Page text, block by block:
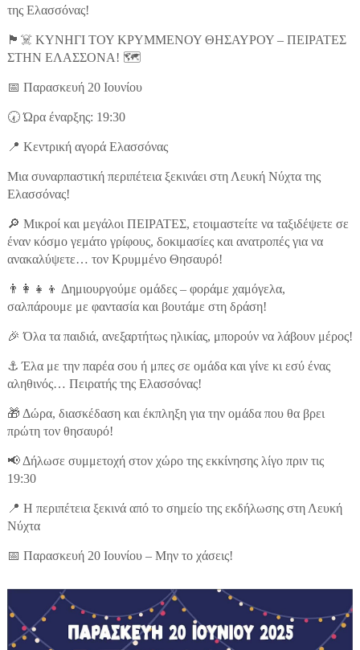
της Ελασσόνας!
🏴☠️ ΚΥΝΗΓΙ ΤΟΥ ΚΡΥΜΜΕΝΟΥ ΘΗΣΑΥΡΟΥ – ΠΕΙΡΑΤΕΣ
ΣΤΗΝ ΕΛΑΣΣΟΝΑ! 🗺️
📅 Παρασκευή 20 Ιουνίου
🕢 Ώρα έναρξης: 19:30
📍 Κεντρική αγορά Ελασσόνας
Μια συναρπαστική περιπέτεια ξεκινάει στη Λευκή Νύχτα της
Ελασσόνας!
🔎 Μικροί και μεγάλοι ΠΕΙΡΑΤΕΣ, ετοιμαστείτε να ταξιδέψετε σε
έναν κόσμο γεμάτο γρίφους, δοκιμασίες και ανατροπές για να
ανακαλύψετε… τον Κρυμμένο Θησαυρό!
👨👩👧👦 Δημιουργούμε ομάδες – φοράμε χαμόγελα,
σαλπάρουμε με φαντασία και βουτάμε στη δράση!
🎉 Όλα τα παιδιά, ανεξαρτήτως ηλικίας, μπορούν να λάβουν μέρος!
⚓ Έλα με την παρέα σου ή μπες σε ομάδα και γίνε κι εσύ ένας
αληθινός… Πειρατής της Ελασσόνας!
🎁 Δώρα, διασκέδαση και έκπληξη για την ομάδα που θα βρει
πρώτη τον θησαυρό!
📢 Δήλωσε συμμετοχή στον χώρο της εκκίνησης λίγο πριν τις
19:30
📍 Η περιπέτεια ξεκινά από το σημείο της εκδήλωσης στη Λευκή
Νύχτα
📅 Παρασκευή 20 Ιουνίου – Μην το χάσεις!